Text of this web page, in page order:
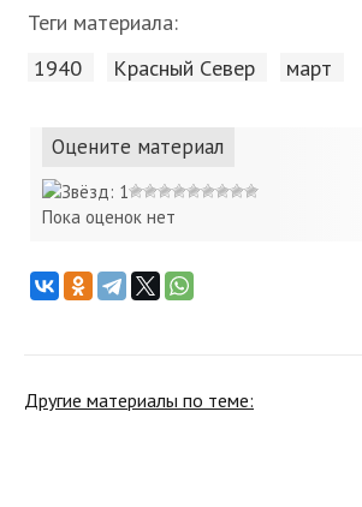
Теги материала:
1940 Красный Cевер март
Оцените материал
Пока оценок нет
Другие материалы по теме: